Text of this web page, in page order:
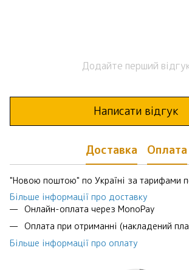
Додайте перший
Написати відгук
Доставка Оплата
"Новою поштою" по Україні за тарифами
Більше інформації про доставку
Онлайн-оплата через MonoPay
Оплата при отриманні (накладений
Більше інформації про оплату